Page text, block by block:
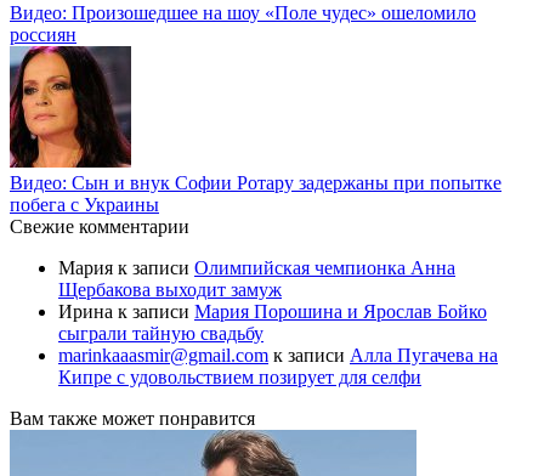
Видео: Произошедшее на шоу «Поле чудес» ошеломило
россиян
Видео: Сын и внук Софии Ротару задержаны при попытке
побега с Украины
Свежие комментарии
Мария к записи Олимпийская чемпионка Анна
Щербакова выходит замуж
Ирина к записи Мария Порошина и Ярослав Бойко
сыграли тайную свадьбу
marinkaaasmir@gmail.com к записи Алла Пугачева на
Кипре с удовольствием позирует для селфи
Вам также может понравится